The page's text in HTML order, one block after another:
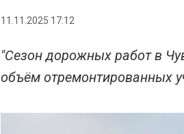
11.11.2025 17:12
"Сезон дорожных работ в
объём отремонтированных